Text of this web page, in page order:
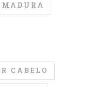
MADURA
CABELO